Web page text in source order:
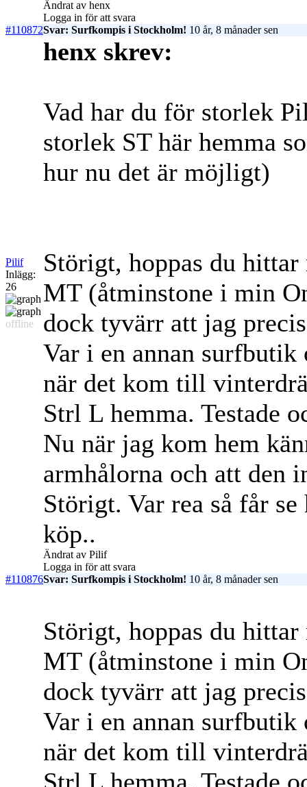
Ändrat av henx
Logga in för att svara
#110872Svar: Surfkompis i Stockholm! 10 år, 8 månader sen
Pilif
Inlägg:
26
offline
henx skrev:
Vad har du för storlek
storlek ST här hemma
hur nu det är möjligt)
Störigt, hoppas du hittar
MT (åtminstone i min
dock tyvärr att jag
Var i en annan
när det kom till
Strl L hemma. Testade
Nu när jag kom hem
armhålorna och att den
Störigt. Var rea så får
köp..
Ändrat av Pilif
Logga in för att svara
#110876Svar: Surfkompis i Stockholm! 10 år, 8 månader sen
Störigt, hoppas du hittar
MT (åtminstone i min
dock tyvärr att jag
Var i en annan
när det kom till